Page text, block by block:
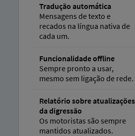
Tradução automática
Mensagens de texto e
recados na língua nativa de
cada um.
Funcionalidade offline
Sempre pronto a usar,
mesmo sem ligação de rede.
Relatório sobre atualizações
da digressão
Os motoristas são sempre
mantidos atualizados.